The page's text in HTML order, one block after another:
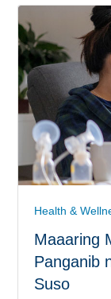
Health &
Maaaring
Panganib
Suso